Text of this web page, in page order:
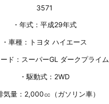
3571
・年式：平成29年式
・車種：トヨタ ハイエース
ード：スーパーGL ダークプライム
・駆動式：2WD
気量：2,000㏄（ガソリン車）